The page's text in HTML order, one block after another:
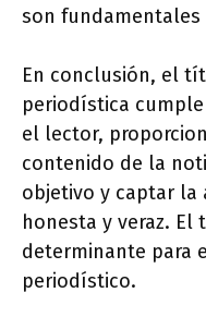
son
En conclusión, el
periodística
el lector,
contenido de la
objetivo y captar
honesta y veraz.
determinante para
periodístico.